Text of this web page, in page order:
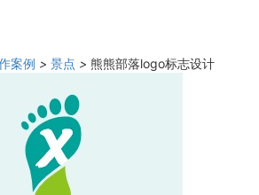
案例 > 景点 > 熊熊部落logo标志设计